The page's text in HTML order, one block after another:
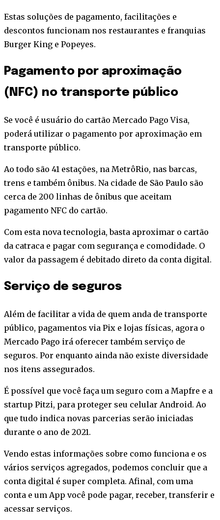
Estas soluções de pagamento, facilitações e
descontos funcionam nos restaurantes e franquias
Burger King e Popeyes.
Pagamento por aproximação
(NFC) no transporte público
Se você é usuário do cartão Mercado Pago Visa,
poderá utilizar o pagamento por aproximação em
transporte público.
Ao todo são 41 estações, na MetrôRio, nas barcas,
trens e também ônibus. Na cidade de São Paulo são
cerca de 200 linhas de ônibus que aceitam
pagamento NFC do cartão.
Com esta nova tecnologia, basta aproximar o cartão
da catraca e pagar com segurança e comodidade. O
valor da passagem é debitado direto da conta digital.
Serviço de seguros
Além de facilitar a vida de quem anda de transporte
público, pagamentos via Pix e lojas físicas, agora o
Mercado Pago irá oferecer também serviço de
seguros. Por enquanto ainda não existe diversidade
nos itens assegurados.
É possível que você faça um seguro com a Mapfre e a
startup Pitzi, para proteger seu celular Android. Ao
que tudo indica novas parcerias serão iniciadas
durante o ano de 2021.
Vendo estas informações sobre como funciona e os
vários serviços agregados, podemos concluir que a
conta digital é super completa. Afinal, com uma
conta e um App você pode pagar, receber, transferir e
acessar serviços.